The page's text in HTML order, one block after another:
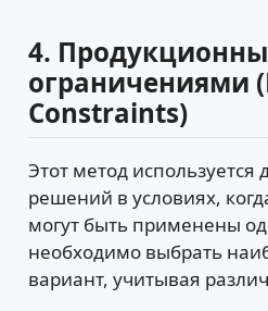
4.
ограничениями
Constraints)
Этот метод используется
решений в условиях,
могут быть применены
необходимо выбрать
вариант, учитывая